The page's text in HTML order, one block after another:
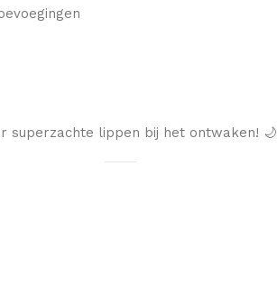
superzachte lippen bij het ontwaken! 🌙